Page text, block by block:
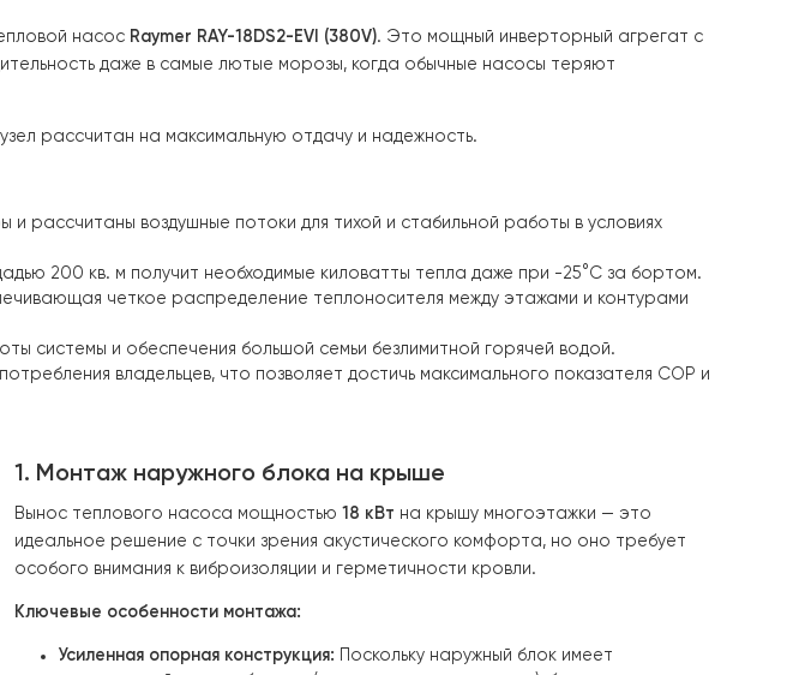
напоследнем этаже, это открыло перед нами стратегическое
полностью нивелировать вопросы шума или вибраций для жильцов,
фасада, несмотря на сложность прокладки магистралей через кровлю и
даже в самые лютые морозы, когда обычные насосы теряют
каждый узел рассчитан на максимальную отдачу и надежность.
площадью 200 кв. м получит необходимые киловатты тепла даже при -25°C за
обеспечивающая четкое распределение теплоносителя между этажами и
работы системы и обеспечения большой семьи безлимитной горячей водой.
потребления владельцев, что позволяет достичь максимального